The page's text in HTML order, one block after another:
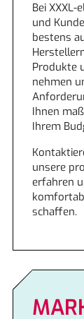
Bei
und
bestens
Produkte
nehmen
Ihnen
Ihrem
unsere
erfahren
schaffen.